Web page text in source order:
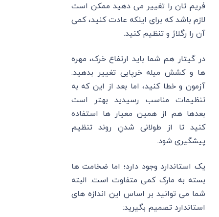
فریم تان را تغییر می ‌دهید ممکن است
لازم باشد که برای اینکه عادت کنید، کمی
آن را رگلاژ و تنظیم کنید.
در گیتار هم شما باید ارتفاع خرک، مهره
ها و کشش میله خرپایی تغییر بدهید.
آزمون و خطا کنید، اما بعد از این که به
تنظیمات مناسب رسیدید بهتر است
بعدها هم از همین معیار ها استفاده
کنید تا از طولانی شدنِ روند تنظیم
پیشگیری شود.
یک استاندارد وجود دارد؛ اما ضخامت ها
بسته به مارک کمی متفاوت است. البته
شما می توانید بر اساس این اندازه های
استاندارد تصمیم بگیرید: